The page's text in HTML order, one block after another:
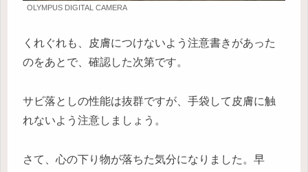
OLYMPUS DIGITAL CAMERA
くれぐれも、皮膚につけないよう注意書きがあった
のをあとで、確認した次第です。
サビ落としの性能は抜群ですが、手袋して皮膚に触
れないよう注意しましょう。
さて、心の下り物が落ちた気分になりました。早